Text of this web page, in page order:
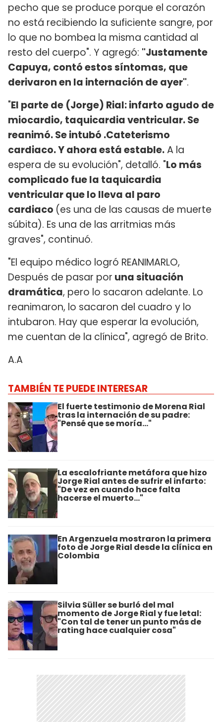
pecho que se produce porque el corazón
no está recibiendo la suficiente sangre, por
lo que no bombea la misma cantidad al
resto del cuerpo". Y agregó: "Justamente
Capuya, contó estos síntomas, que
derivaron en la internación de ayer".
"El parte de (Jorge) Rial: infarto agudo de
miocardio, taquicardia ventricular. Se
reanimó. Se intubó .Cateterismo
cardiaco. Y ahora está estable.A la
espera de su evolución", detalló. "Lo más
complicado fue la taquicardia
ventricular que lo lleva al paro
cardiaco (es una de las causas de muerte
súbita). Es una de las arritmias más
graves", continuó.
"El equipo médico logró REANIMARLO,
Después de pasar por una situación
dramática, pero lo sacaron adelante. Lo
reanimaron, lo sacaron del cuadro y lo
intubaron. Hay que esperar la evolución,
me cuentan de la clínica", agregó de Brito.
A.A
TAMBIÉN TE PUEDE INTERESAR
El fuerte testimonio de Morena Rial
tras la internación de su padre:
"Pensé que se moría..."
La escalofriante metáfora que hizo
Jorge Rial antes de sufrir el infarto:
"De vez en cuando hace falta
hacerse el muerto..."
En Argenzuela mostraron la primera
foto de Jorge Rial desde la clínica en
Colombia
Silvia Süller se burló del mal
momento de Jorge Rial y fue letal:
"Con tal de tener un punto más de
rating hace cualquier cosa"